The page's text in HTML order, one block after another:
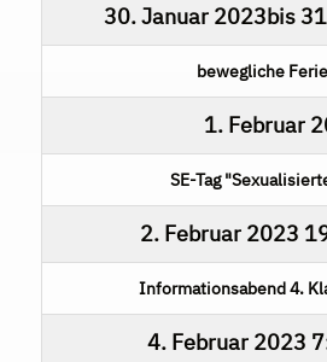
30. Januar 2023bis
bewegliche
1. Februar
SE-Tag
2. Februar 2023
Informationsabend 4.
4. Februar 2023